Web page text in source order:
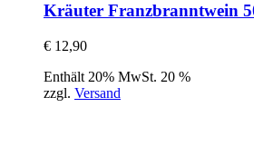
Kräuter Franzbranntwein
€ 12,90
Enthält 20% MwSt. 20 %
zzgl. Versand